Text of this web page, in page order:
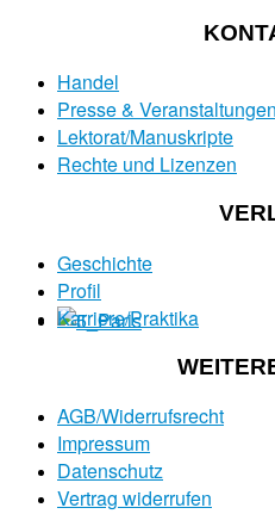
Handel
Presse & Veranstaltungen
Lektorat/Manuskripte
Rechte und Lizenzen
Geschichte
Profil
Karriere/Praktika
AGB/Widerrufsrecht
Impressum
Datenschutz
Vertrag widerrufen